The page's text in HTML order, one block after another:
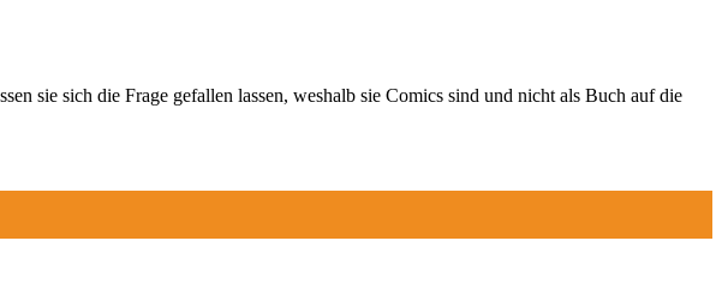
sie sich die Frage gefallen lassen, weshalb sie Comics sind und nicht als Buch auf die